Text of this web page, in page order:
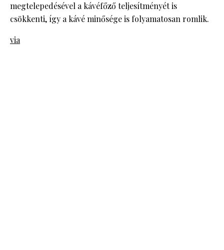
megtelepedésével a kávéfőző teljesítményét is
csökkenti, így a kávé minősége is folyamatosan romlik.
via